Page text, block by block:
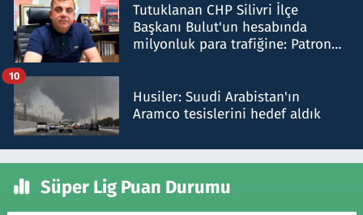
Tutuklanan CHP Silivri İlçe
Başkanı Bulut'un hesabında
milyonluk para trafiğine: Patron
Husiler: Suudi Arabistan'ın
Aramco tesislerini hedef aldık
10
Süper Lig Puan Durumu